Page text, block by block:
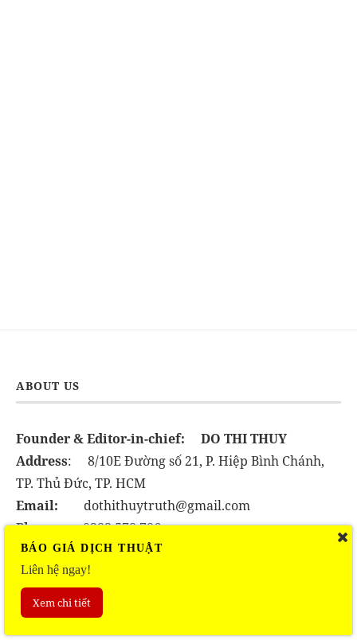
ABOUT US
Founder & Editor-in-chief:
DO THI THUY
Address: 8/10E Đường số 21, P. Hiệp Bình Chánh,
TP. Thủ Đức, TP. HCM
Email: dothithuytruth@gmail.com
Phone:0383.578.786
THEO DÕI CHÚNG TÔI
BÁO GIÁ DỊCH THUẬT
Liên hệ ngay!
Xem chi tiết